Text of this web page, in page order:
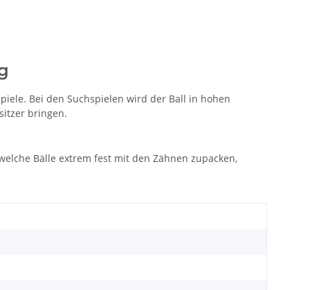
Bei den Suchspielen wird der Ball in hohen
bringen.
Bälle extrem fest mit den Zähnen zupacken,